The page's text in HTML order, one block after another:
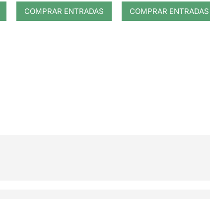
COMPRAR ENTRADAS COMPRAR ENTRADAS